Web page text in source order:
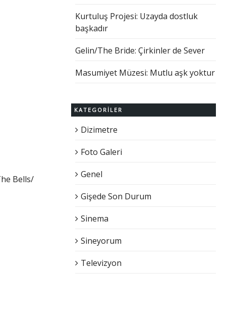
Bells/
Kurtuluş Projesi: Uzayda dostluk
başkadır
Gelin/The Bride: Çirkinler de Sever
Masumiyet Müzesi: Mutlu aşk yoktur
KATEGORILER
Dizimetre
Foto Galeri
Genel
Gişede Son Durum
Sinema
Sineyorum
Televizyon